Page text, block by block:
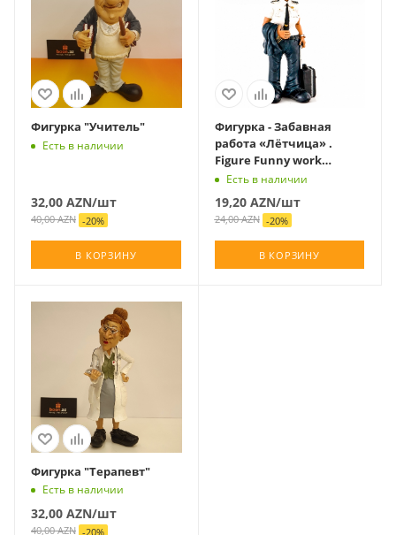
Фигурка "Учитель"
Есть в наличии
32,00 AZN/шт
40,00AZN -20%
В КОРЗИНУ
Фигурка - Забавная
работа «Лётчица» .
Figure Funny work
«Aviatrix» .
Есть в наличии
19,20AZN/шт
24,00AZN -20%
В КОРЗИНУ
Фигурка "Терапевт"
Есть в наличии
32,00 AZN/шт
40,00AZN -20%